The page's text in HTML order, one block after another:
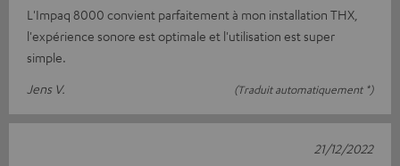
L'Impaq 8000 convient parfaitement à mon installation THX,
l'expérience sonore est optimale et l'utilisation est super
simple.
Jens V.
(Traduit automatiquement *)
21/12/2022